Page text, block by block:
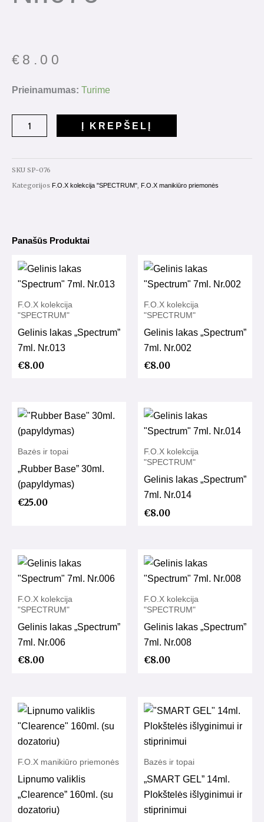
€ 8.00
Prieinamumas: Turime
produkto
lakas
7ml.
Nr.076
Į KREPŠELĮ
SKU SP-076
Kategorijos F.O.X kolekcija "SPECTRUM" F.O.X manikiūro priemonės
Panašūs Produktai
F.O.X kolekcija
"SPECTRUM"
Gelinis lakas „Spectrum”
7ml. Nr.013
€8.00
F.O.X kolekcija
"SPECTRUM"
Gelinis lakas „Spectrum”
7ml. Nr.002
€8.00
Bazės ir topai
„Rubber Base” 30ml.
(papyldymas)
€25.00
F.O.X kolekcija
"SPECTRUM"
Gelinis lakas „Spectrum”
7ml. Nr.014
€8.00
F.O.X kolekcija
"SPECTRUM"
Gelinis lakas „Spectrum”
7ml. Nr.006
€8.00
F.O.X kolekcija
"SPECTRUM"
Gelinis lakas „Spectrum”
7ml. Nr.008
€8.00
F.O.X manikiūro priemonės
Lipnumo valiklis
„Clearence” 160ml. (su
dozatoriu)
Bazės ir topai
„SMART GEL” 14ml.
Plokštelės išlyginimui ir
stiprinimui